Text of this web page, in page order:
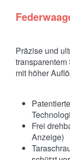
Präzise und
mit höher
Frei
Anzeige)